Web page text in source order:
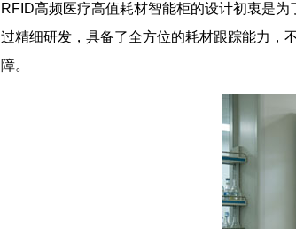
RFID高频医疗高值耗材智能柜的设计初衷是
过精细研发，具备了全方位的耗材跟踪能力，
障。